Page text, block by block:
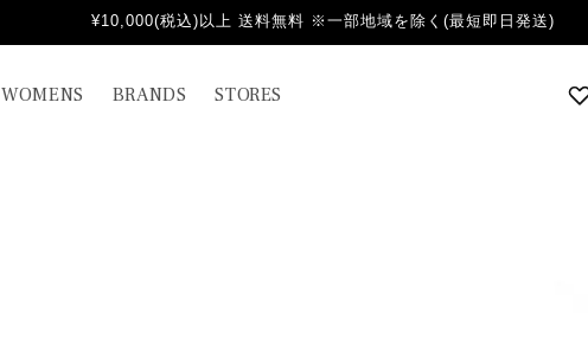
¥10,000(税込)以上 送料無料 ※一部地域を除く(最短即日発送)
WOMENS BRANDS STORES